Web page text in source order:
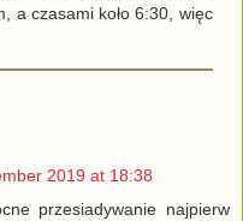
a czasami koło 6:30, więc
2019 at 18:38
przesiadywanie najpierw